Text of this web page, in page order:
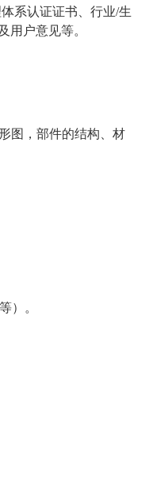
系认证证书、行业/生
用户意见等。
图，部件的结构、材
）。